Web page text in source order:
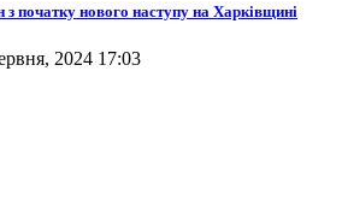
з початку нового наступу на Харківщині
2024 17:03